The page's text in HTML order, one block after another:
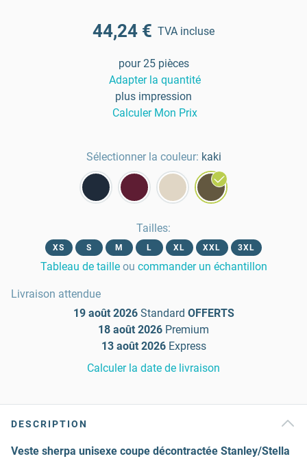
44,24 € TVA incluse
pour 25 pièces
Adapter la quantité
plus impression
Calculer Mon Prix
Sélectionner la couleur: kaki
Tailles:
XS S M L XL XXL 3XL
Tableau de taille ou commander un échantillon
Livraison attendue
19 août 2026 Standard OFFERTS
18 août 2026 Premium
13 août 2026 Express
Calculer la date de livraison
DESCRIPTION
Veste sherpa unisexe coupe décontractée Stanley/Stella